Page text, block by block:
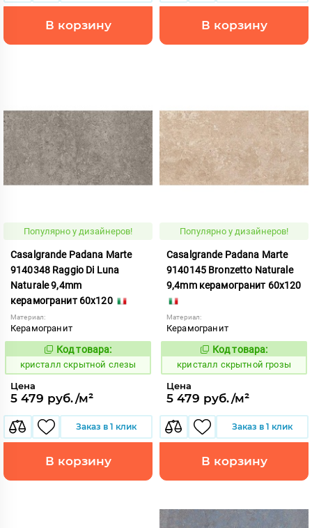
В корзину В корзину
Популярно у дизайнеров!
Casalgrande Padana Marte
9140348 Raggio Di Luna
Naturale 9,4mm
керамогранит 60x120
Материал:
Керамогранит
823846
Код товара:
кристалл скрытной слезы
Цена
5 479 руб./м²
Заказ в 1 клик
В корзину
Популярно у дизайнеров!
Casalgrande Padana Marte
9140145 Bronzetto Naturale
9,4mm керамогранит 60x120
Материал:
Керамогранит
823769
Код товара:
кристалл скрытной грозы
Цена
5 479 руб./м²
Заказ в 1 клик
В корзину